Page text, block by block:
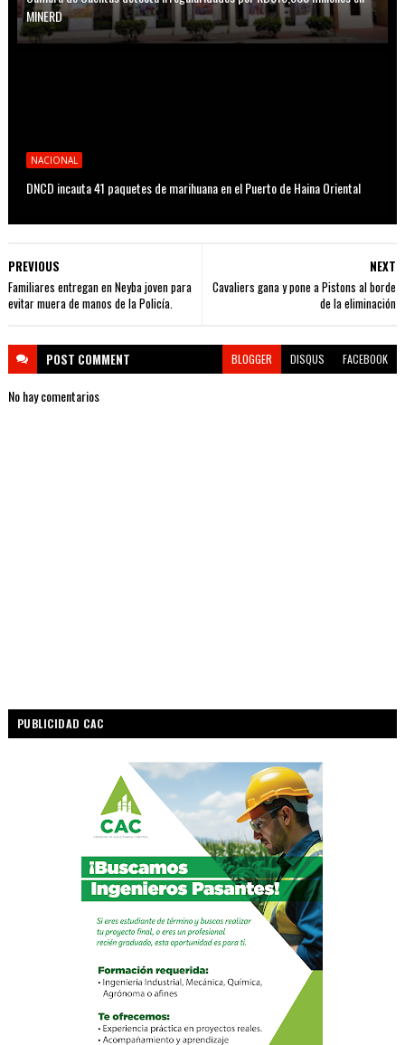
MINERD
NACIONAL
DNCD incauta 41 paquetes de marihuana en el Puerto de Haina Oriental
NEXT
Cavaliers gana y pone a Pistons al borde
de la eliminación
PREVIOUS
Familiares entregan en Neyba joven para
evitar muera de manos de la Policía.
POST COMMENT BLOGGER DISQUS FACEBOOK
No hay comentarios
PUBLICIDAD CAC